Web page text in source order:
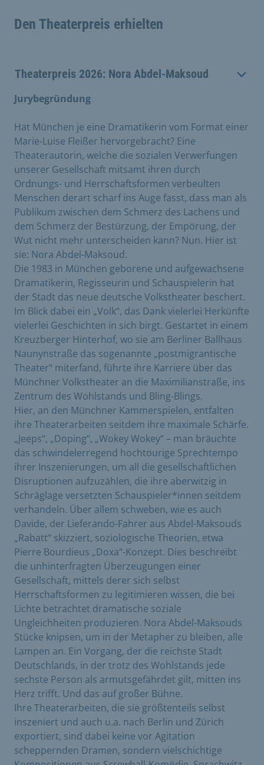
Den Theaterpreis erhielten
Theaterpreis 2026: Nora Abdel-Maksoud
Jurybegründung
Hat München je eine Dramatikerin vom Format einer
Marie-Luise Fleißer hervorgebracht? Eine
Theaterautorin, welche die sozialen Verwerfungen
unserer Gesellschaft mitsamt ihren durch
Ordnungs- und Herrschaftsformen verbeulten
Menschen derart scharf ins Auge fasst, dass man als
Publikum zwischen dem Schmerz des Lachens und
dem Schmerz der Bestürzung, der Empörung, der
Wut nicht mehr unterscheiden kann? Nun. Hier ist
sie: Nora Abdel-Maksoud.
Die 1983 in München geborene und aufgewachsene
Dramatikerin, Regisseurin und Schauspielerin hat
der Stadt das neue deutsche Volkstheater beschert.
Im Blick dabei ein „Volk“, das Dank vielerlei Herkünfte
vielerlei Geschichten in sich birgt. Gestartet in einem
Kreuzberger Hinterhof, wo sie am Berliner Ballhaus
Naunynstraße das sogenannte „postmigrantische
Theater“ miterfand, führte ihre Karriere über das
Münchner Volkstheater an die Maximilianstraße, ins
Zentrum des Wohlstands und Bling-Blings.
Hier, an den Münchner Kammerspielen, entfalten
ihre Theaterarbeiten seitdem ihre maximale Schärfe.
„Jeeps“, „Doping“, „Wokey Wokey“ – man bräuchte
das schwindelerregend hochtourige Sprechtempo
ihrer Inszenierungen, um all die gesellschaftlichen
Disruptionen aufzuzählen, die ihre aberwitzig in
Schräglage versetzten Schauspieler*innen seitdem
verhandeln. Über allem schweben, wie es auch
Davide, der Lieferando-Fahrer aus Abdel-Maksouds
„Rabatt“ skizziert, soziologische Theorien, etwa
Pierre Bourdieus „Doxa“-Konzept. Dies beschreibt
die unhinterfragten Überzeugungen einer
Gesellschaft, mittels derer sich selbst
Herrschaftsformen zu legitimieren wissen, die bei
Lichte betrachtet dramatische soziale
Ungleichheiten produzieren. Nora Abdel-Maksouds
Stücke knipsen, um in der Metapher zu bleiben, alle
Lampen an. Ein Vorgang, der die reichste Stadt
Deutschlands, in der trotz des Wohlstands jede
sechste Person als armutsgefährdet gilt, mitten ins
Herz trifft. Und das auf großer Bühne.
Ihre Theaterarbeiten, die sie größtenteils selbst
inszeniert und auch u.a. nach Berlin und Zürich
exportiert, sind dabei keine vor Agitation
scheppernden Dramen, sondern vielschichtige